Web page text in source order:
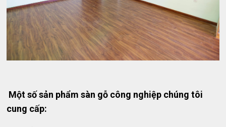
Một số sản phẩm sàn gỗ công nghiệp chúng tôi
cung cấp: